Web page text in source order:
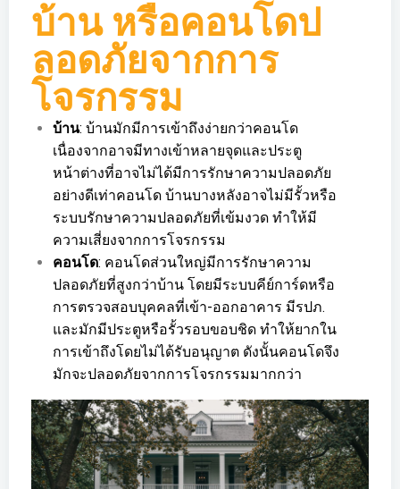
บ้าน หรือคอนโดป
ลอดภัยจากการ
โจรกรรม
บ้าน: บ้านมักมีการเข้าถึงง่ายกว่าคอนโด
เนื่องจากอาจมีทางเข้าหลายจุดและประตู
หน้าต่างที่อาจไม่ได้มีการรักษาความปลอดภัย
อย่างดีเท่าคอนโด บ้านบางหลังอาจไม่มีรั้วหรือ
ระบบรักษาความปลอดภัยที่เข้มงวด ทำให้มี
ความเสี่ยงจากการโจรกรรม
คอนโด: คอนโดส่วนใหญ่มีการรักษาความ
ปลอดภัยที่สูงกว่าบ้าน โดยมีระบบคีย์การ์ดหรือ
การตรวจสอบบุคคลที่เข้า-ออกอาคาร มีรปภ.
และมักมีประตูหรือรั้วรอบขอบชิด ทำให้ยากใน
การเข้าถึงโดยไม่ได้รับอนุญาต ดังนั้นคอนโดจึง
มักจะปลอดภัยจากการโจรกรรมมากกว่า